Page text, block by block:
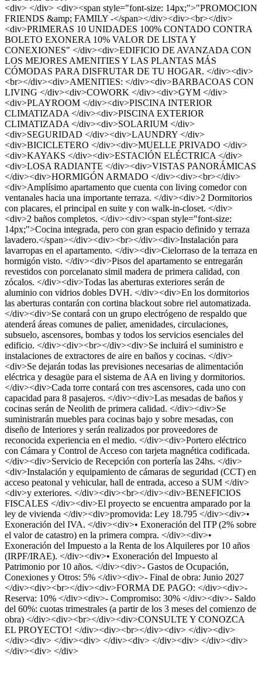
<div> </div> <div><span style="font-size: 14px;">"PROMOCION
FRIENDS &amp; FAMILY -</span></div><div><br></div>
<div>PRIMERAS 10 UNIDADES 100% CONTADO CONTRA
BOLETO EXONERA 10% VALOR DE LISTA Y
CONEXIONES" </div><div>EDIFICIO DE AVANZADA CON
LOS MEJORES AMENITIES Y LAS PLANTAS MÁS
CÓMODAS PARA DISFRUTAR DE TU HOGAR. </div><div>
<br></div><div>AMENITIES: </div><div>BARBACOAS CON
LIVING </div><div>COWORK </div><div>GYM </div>
<div>PLAYROOM </div><div>PISCINA INTERIOR
CLIMATIZADA </div><div>PISCINA EXTERIOR
CLIMATIZADA </div><div>SOLARIUM </div>
<div>SEGURIDAD </div><div>LAUNDRY </div>
<div>BICICLETERO </div><div>MUELLE PRIVADO </div>
<div>KAYAKS </div><div>ESTACIÓN ELÉCTRICA </div>
<div>LOSA RADIANTE </div><div>VISTAS PANORÁMICAS
</div><div>HORMIGÓN ARMADO </div><div><br></div>
<div>Amplísimo apartamento que cuenta con living comedor con
ventanales hacia una importante terraza. </div><div>2 Dormitorios
con placares, el principal en suite y con walk-in-closet. </div>
<div>2 baños completos. </div><div><span style="font-size:
14px;">Cocina integrada, pero con gran espacio definido y terraza
lavadero.</span></div><div><br></div><div>Instalación para
lavarropas en el apartamento. </div><div>Cielorraso de la terraza en
hormigón visto. </div><div>Pisos del apartamento se entregarán
revestidos con porcelanato simil madera de primera calidad, con
zócalos. </div><div>Todas las aberturas exteriores serán de
aluminio con vidrios dobles DVH. </div><div>En los dormitorios
las aberturas contarán con cortina blackout sobre riel automatizada.
</div><div>Se contará con un grupo electrógeno de respaldo que
atenderá áreas comunes de palier, amenidades, circulaciones,
subsuelo, ascensores, bombas y todos los servicios esenciales del
edificio. </div><div><br></div><div>Se incluirá el suministro e
instalaciones de extractores de aire en baños y cocinas. </div>
<div>Se dejarán todas las previsiones necesarias de alimentación
eléctrica y desagüe para el sistema de AA en living y dormitorios.
</div><div>Cada torre contará con tres ascensores, cada uno con
capacidad para 8 pasajeros. </div><div>Las mesadas de baños y
cocinas serán de Neolith de primera calidad. </div><div>Se
suministrarán muebles para cocinas bajo y sobre mesadas, con
diseño de Interiores y serán realizados por proveedores de
reconocida experiencia en el medio. </div><div>Portero eléctrico
con Cámara y Control de Acceso con tarjeta magnética codificada.
</div><div>Servicio de Recepción con portería las 24hs. </div>
<div>Instalación y equipamiento de cámaras de seguridad (CCT) en
acceso peatonal y vehicular, hall de entrada, acceso a SUM </div>
<div>y exteriores. </div><div><br></div><div>BENEFICIOS
FISCALES </div><div>El proyecto se encuentra amparado por la
ley de vivienda </div><div>promovida: Ley 18.795 </div><div>•
Exoneración del IVA. </div><div>• Exoneración del ITP (2% sobre
el valor de catastro) en la primera compra. </div><div>•
Exoneración del Impuesto a la Renta de los Alquileres por 10 años
(IRPF/IRAE). </div><div>• Exoneración del Impuesto al
Patrimonio por 10 años. </div><div>- Gastos de Ocupación,
Conexiones y Otros: 5% </div><div>- Final de obra: Junio 2027
</div><div><br></div><div>FORMA DE PAGO: </div><div>-
Reserva: 10% </div><div>- Compromiso: 30% </div><div>- Saldo
del 60%: cuotas trimestrales (a partir de los 3 meses del comienzo de
obra) </div><div><br></div><div>CONSULTE Y CONOZCA
EL PROYECTO! </div><div><br></div><div> </div><div>
</div><div> </div><div> </div><div> </div><div> </div><div>
</div><div> </div>